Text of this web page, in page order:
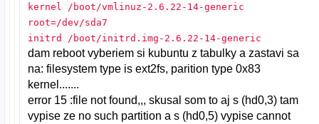
kernel /boot/vmlinuz-2.6.22-14-generic
root=/dev/sda7
initrd /boot/initrd.img-2.6.22-14-generic
dam reboot vyberiem si kubuntu z tabulky a zastavi sa
na: filesystem type is ext2fs, parition type 0x83
kernel.......
error 15 :file not found,,, skusal som to aj s (hd0,3) tam
vypise ze no such partition a s (hd0,5) vypise cannot